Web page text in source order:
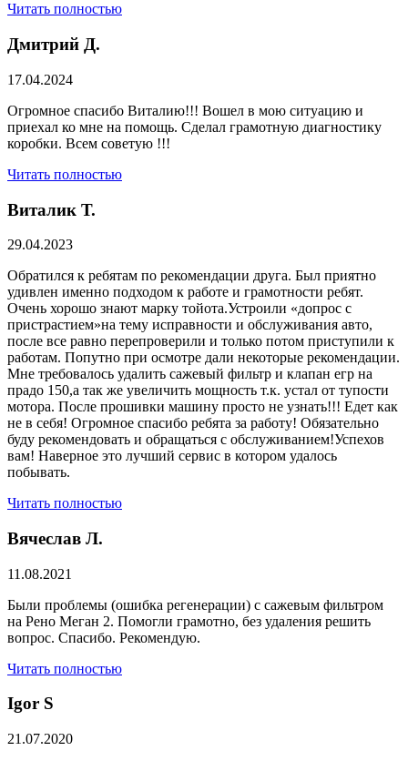
Читать полностью
Дмитрий Д.
17.04.2024
Огромное спасибо Виталию!!! Вошел в мою ситуацию и
приехал ко мне на помощь. Сделал грамотную диагностику
коробки. Всем советую !!!
Читать полностью
Виталик Т.
29.04.2023
Обратился к ребятам по рекомендации друга. Был приятно
удивлен именно подходом к работе и грамотности ребят.
Очень хорошо знают марку тойота.Устроили «допрос с
пристрастием»на тему исправности и обслуживания авто,
после все равно перепроверили и только потом приступили к
работам. Попутно при осмотре дали некоторые рекомендации.
Мне требовалось удалить сажевый фильтр и клапан егр на
прадо 150,а так же увеличить мощность т.к. устал от тупости
мотора. После прошивки машину просто не узнать!!! Едет как
не в себя! Огромное спасибо ребята за работу! Обязательно
буду рекомендовать и обращаться с обслуживанием!Успехов
вам! Наверное это лучший сервис в котором удалось
побывать.
Читать полностью
Вячеслав Л.
11.08.2021
Были проблемы (ошибка регенерации) с сажевым фильтром
на Рено Меган 2. Помогли грамотно, без удаления решить
вопрос. Спасибо. Рекомендую.
Читать полностью
​Igor S
21.07.2020